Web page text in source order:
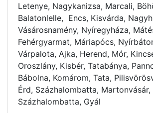
Letenye, Nagykanizsa, Marcali,
Balatonlelle, Encs, Kisvárda,
Vásárosnamény, Nyíregyháza,
Fehérgyarmat, Máriapócs,
Várpalota, Ajka, Herend, Mór,
Oroszlány, Kisbér, Tatabánya,
Bábolna, Komárom, Tata,
Érd, Százhalombatta, Martonvásár,
Százhalombatta, Gyál